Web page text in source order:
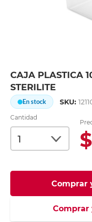
CAJA PLASTICA
STERILITE
En stock SKU:
Cantidad
Comprar
Comprar